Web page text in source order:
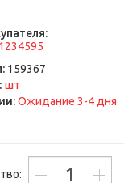
159367
шт
Ожидание 3-4 дня